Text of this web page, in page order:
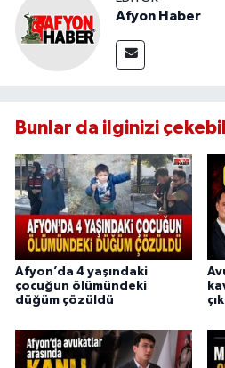
Afyon Haber
Bunlar da ilginizi
Afyon’da 4 yaşındaki
çocuğun ölümündeki
düğüm çözüldü